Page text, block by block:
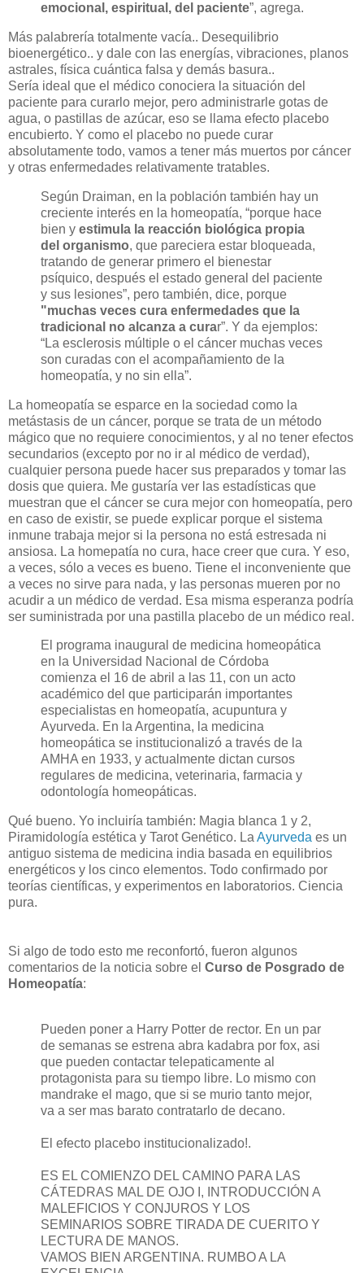
emocional, espiritual, del paciente”, agrega.
Más palabrería totalmente vacía.. Desequilibrio
bioenergético.. y dale con las energías, vibraciones, planos
astrales, física cuántica falsa y demás basura..
Sería ideal que el médico conociera la situación del
paciente para curarlo mejor, pero administrarle gotas de
agua, o pastillas de azúcar, eso se llama efecto placebo
encubierto. Y como el placebo no puede curar
absolutamente todo, vamos a tener más muertos por cáncer
y otras enfermedades relativamente tratables.
Según Draiman, en la población también hay un
creciente interés en la homeopatía, “porque hace
bien y estimula la reacción biológica propia
del organismo, que pareciera estar bloqueada,
tratando de generar primero el bienestar
psíquico, después el estado general del paciente
y sus lesiones”, pero también, dice, porque
"muchas veces cura enfermedades que la
tradicional no alcanza a curar”. Y da ejemplos:
“La esclerosis múltiple o el cáncer muchas veces
son curadas con el acompañamiento de la
homeopatía, y no sin ella”.
La homeopatía se esparce en la sociedad como la
metástasis de un cáncer, porque se trata de un método
mágico que no requiere conocimientos, y al no tener efectos
secundarios (excepto por no ir al médico de verdad),
cualquier persona puede hacer sus preparados y tomar las
dosis que quiera. Me gustaría ver las estadísticas que
muestran que el cáncer se cura mejor con homeopatía, pero
en caso de existir, se puede explicar porque el sistema
inmune trabaja mejor si la persona no está estresada ni
ansiosa. La homepatía no cura, hace creer que cura. Y eso,
a veces, sólo a veces es bueno. Tiene el inconveniente que
a veces no sirve para nada, y las personas mueren por no
acudir a un médico de verdad. Esa misma esperanza podría
ser suministrada por una pastilla placebo de un médico real.
El programa inaugural de medicina homeopática
en la Universidad Nacional de Córdoba
comienza el 16 de abril a las 11, con un acto
académico del que participarán importantes
especialistas en homeopatía, acupuntura y
Ayurveda. En la Argentina, la medicina
homeopática se institucionalizó a través de la
AMHA en 1933, y actualmente dictan cursos
regulares de medicina, veterinaria, farmacia y
odontología homeopáticas.
Qué bueno. Yo incluiría también: Magia blanca 1 y 2,
Piramidología estética y Tarot Genético. La Ayurveda es un
antiguo sistema de medicina india basada en equilibrios
energéticos y los cinco elementos. Todo confirmado por
teorías científicas, y experimentos en laboratorios. Ciencia
pura.
Si algo de todo esto me reconfortó, fueron algunos
comentarios de la noticia sobre el Curso de Posgrado de
Homeopatía:
Pueden poner a Harry Potter de rector. En un par
de semanas se estrena abra kadabra por fox, asi
que pueden contactar telepaticamente al
protagonista para su tiempo libre. Lo mismo con
mandrake el mago, que si se murio tanto mejor,
va a ser mas barato contratarlo de decano.
El efecto placebo institucionalizado!.
ES EL COMIENZO DEL CAMINO PARA LAS
CÁTEDRAS MAL DE OJO I, INTRODUCCIÓN A
MALEFICIOS Y CONJUROS Y LOS
SEMINARIOS SOBRE TIRADA DE CUERITO Y
LECTURA DE MANOS.
VAMOS BIEN ARGENTINA. RUMBO A LA